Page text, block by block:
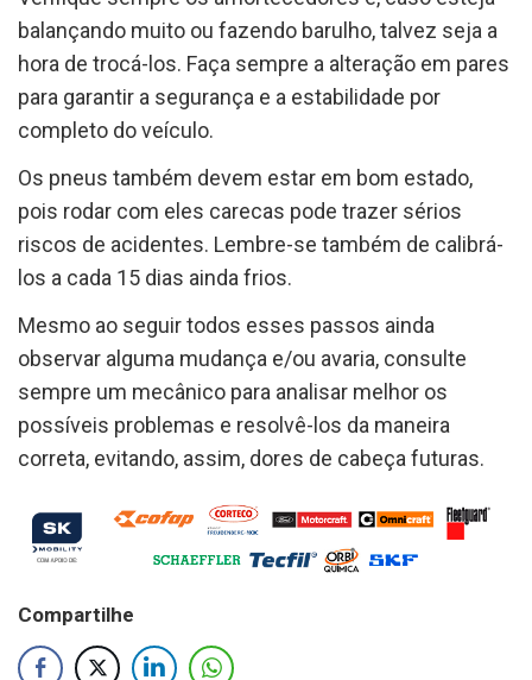
balançando muito ou fazendo barulho, talvez seja a
hora de trocá-los. Faça sempre a alteração em pares
para garantir a segurança e a estabilidade por
completo do veículo.
Os pneus também devem estar em bom estado,
pois rodar com eles carecas pode trazer sérios
riscos de acidentes. Lembre-se também de calibrá-
los a cada 15 dias ainda frios.
Mesmo ao seguir todos esses passos ainda
observar alguma mudança e/ou avaria, consulte
sempre um mecânico para analisar melhor os
possíveis problemas e resolvê-los da maneira
correta, evitando, assim, dores de cabeça futuras.
Compartilhe